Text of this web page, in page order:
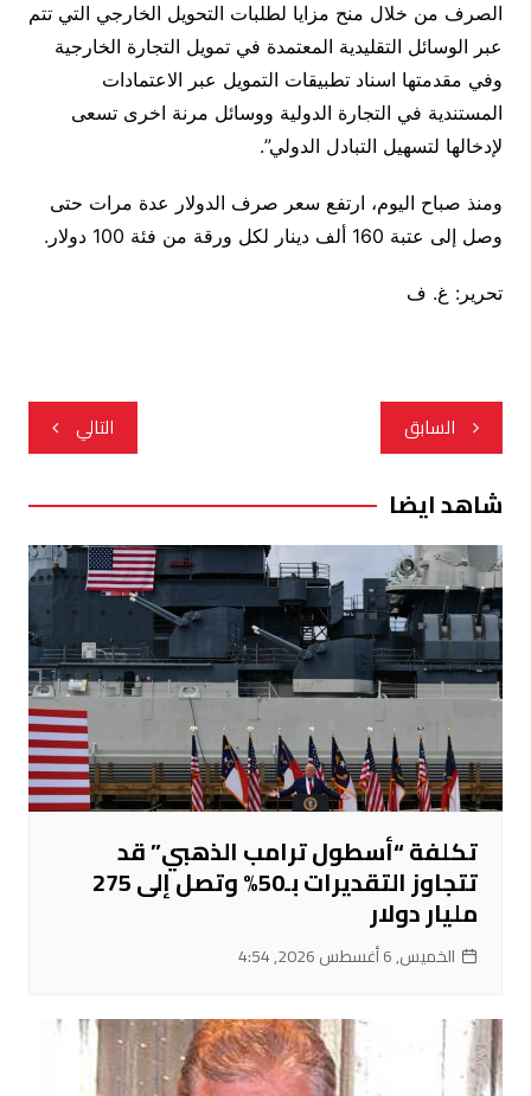
الصرف من خلال منح مزايا لطلبات التحويل الخارجي التي تتم
عبر الوسائل التقليدية المعتمدة في تمويل التجارة الخارجية
وفي مقدمتها اسناد تطبيقات التمويل عبر الاعتمادات
المستندية في التجارة الدولية ووسائل مرنة اخرى تسعى
لإدخالها لتسهيل التبادل الدولي”.
ومنذ صباح اليوم، ارتفع سعر صرف الدولار عدة مرات حتى
وصل إلى عتبة 160 ألف دينار لكل ورقة من فئة 100 دولار.
تحرير: غ. ف
تصفّح
المقالات
السابق التالي
شاهد ايضا
تكلفة “أسطول ترامب الذهبي” قد
تتجاوز التقديرات بـ50% وتصل إلى 275
مليار دولار
الخميس, 6 أغسطس 2026, 4:54